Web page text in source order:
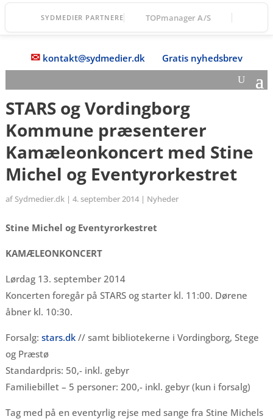
SYDMEDIER PARTNERE TOPmanager A/S
✉ kontakt@sydmedier.dk Gratis nyhedsbrev
STARS og Vordingborg
Kommune præsenterer
Kamæleonkoncert med Stine
Michel og Eventyrorkestret
af Sydmedier.dk| 4. september 2014| Nyheder
Stine Michel og Eventyrorkestret
KAMÆLEONKONCERT
Lørdag 13. september 2014
Koncerten foregår på STARS og starter kl. 11:00. Dørene
åbner kl. 10:30.
Forsalg: stars.dk// samt bibliotekerne i Vordingborg, Stege
og Præstø
Standardpris: 50,- inkl. gebyr
Familiebillet – 5 personer: 200,- inkl. gebyr (kun i forsalg)
Tag med på en eventyrlig rejse med sange fra Stine Michels